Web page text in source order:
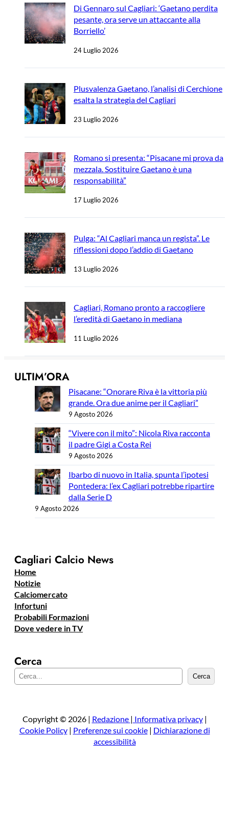
Di Gennaro sul Cagliari: ‘Gaetano perdita
pesante, ora serve un attaccante alla
Borriello’
24 Luglio 2026
Plusvalenza Gaetano, l’analisi di Cerchione
esalta la strategia del Cagliari
23 Luglio 2026
Romano si presenta: “Pisacane mi prova da
mezzala. Sostituire Gaetano è una
responsabilità”
17 Luglio 2026
Pulga: “Al Cagliari manca un regista”. Le
riflessioni dopo l’addio di Gaetano
13 Luglio 2026
Cagliari, Romano pronto a raccogliere
l’eredità di Gaetano in mediana
11 Luglio 2026
ULTIM’ORA
Pisacane: “Onorare Riva è la vittoria più
grande. Ora due anime per il Cagliari”
9 Agosto 2026
“Vivere con il mito”: Nicola Riva racconta
il padre Gigi a Costa Rei
9 Agosto 2026
Ibarbo di nuovo in Italia, spunta l’ipotesi
Pontedera: l’ex Cagliari potrebbe ripartire
dalla Serie D
9 Agosto 2026
Cagliari Calcio News
Home
Notizie
Calciomercato
Infortuni
Probabili Formazioni
Dove vedere in TV
Cerca
e
a
Cerca
Copyright © 2026 | Redazione | Informativa privacy|
Cookie Policy| Preferenze sui cookie| Dichiarazione di
accessibilità